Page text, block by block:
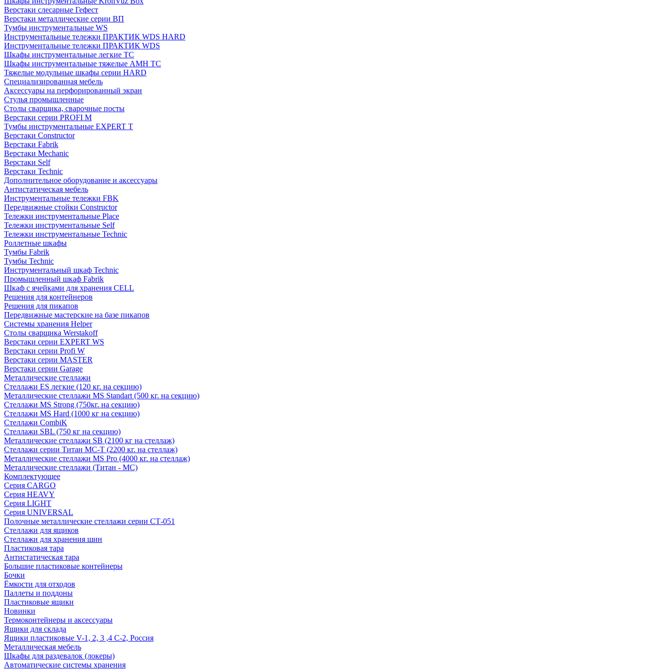
Верстаки слесарные Гефест
Верстаки металлические серии ВП
Тумбы инструментальные WS
Инструментальные тележки ПРАКТИК WDS HARD
Инструментальные тележки ПРАКТИК WDS
Шкафы инструментальные легкие ТС
Шкафы инструментальные тяжелые AMH TC
Тяжелые модульные шкафы серии HARD
Cпециализированная мебель
Аксессуары на перфорированный экран
Стулья промышленные
Столы сварщика, сварочные посты
Верстаки серии PROFI M
Тумбы инструментальные EXPERT T
Верстаки Constructor
Верстаки Fabrik
Верстаки Mechanic
Верстаки Self
Верстаки Technic
Дополнительное оборудование и аксессуары
Антистатическая мебель
Инструментальные тележки FBK
Передвижные стойки Constructor
Тележки инструментальные Place
Тележки инструментальные Self
Тележки инструментальные Technic
Роллетные шкафы
Тумбы Fabrik
Тумбы Technic
Инструментальный шкаф Technic
Промышленный шкаф Fabrik
Шкаф с ячейками для хранения CELL
Решения для контейнеров
Решения для пикапов
Передвижные мастерские на базе пикапов
Системы хранения Helper
Столы сварщика Werstakoff
Верстаки серии EXPERT WS
Верстаки серии Profi W
Верстаки серии MASTER
Верстаки серии Garage
Металлические стеллажи
Стеллажи ES легкие (120 кг. на секцию)
Металлические стеллажи MS Standart (500 кг. на секцию)
Стеллажи MS Strong (750кг. на секцию)
Стеллажи MS Hard (1000 кг на секцию)
Стеллажи CombiK
Стеллажи SBL (750 кг на секцию)
Металлические стеллажи SB (2100 кг на стеллаж)
Стеллажи серии Титан МС-Т (2200 кг. на стеллаж)
Металлические стеллажи MS Pro (4000 кг. на стеллаж)
Металлические стеллажи (Титан - МС)
Комплектующее
Серия CARGO
Серия HEAVY
Серия LIGHT
Серия UNIVERSAL
Полочные металлические стеллажи серии СТ-051
Стеллажи для ящиков
Стеллажи для хранения шин
Пластиковая тара
Антистатическая тара
Большие пластиковые контейнеры
Бочки
Ёмкости для отходов
Паллеты и поддоны
Пластиковые ящики
Новинки
Термоконтейнеры и аксессуары
Ящики для склада
Ящики пластиковые V-1, 2, 3 ,4 С-2, Россия
Металлическая мебель
Шкафы для раздевалок (локеры)
Автоматические системы хранения